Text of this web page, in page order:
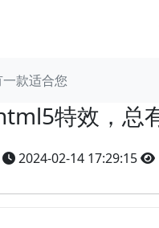
款适合您
特效，总
2024-02-14 17:29:15